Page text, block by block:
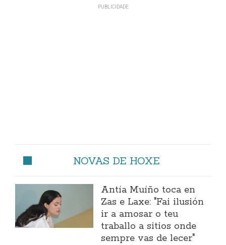
NOVAS DE HOXE
Antía Muíño toca en
Zas e Laxe: "Fai ilusión
ir a amosar o teu
traballo a sitios onde
sempre vas de lecer"